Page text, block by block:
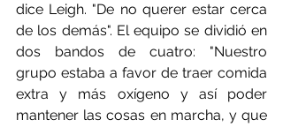
dice Leigh. "De no querer estar cerca
de los demás". El equipo se dividió en
dos bandos de cuatro: "Nuestro
grupo estaba a favor de traer comida
extra y más oxígeno y así poder
mantener las cosas en marcha, y que